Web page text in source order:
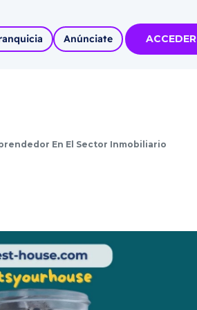
invertir
MÁS
con
tu Marca
Anúnciate ACCEDER
En El Sector Inmobiliario